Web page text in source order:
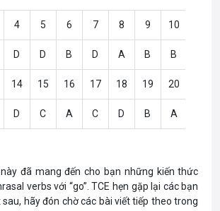
4 5 6 7 8 9 10
D D B D A B B
14 15 16 17 18 19 20
D C A C D B A
đã mang đến cho bạn những kiến thức
verbs với “go”. TCE hẹn gặp lại các bạn
hãy đón chờ các bài viết tiếp theo trong